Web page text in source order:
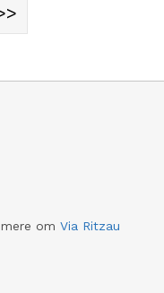
om Via Ritzau